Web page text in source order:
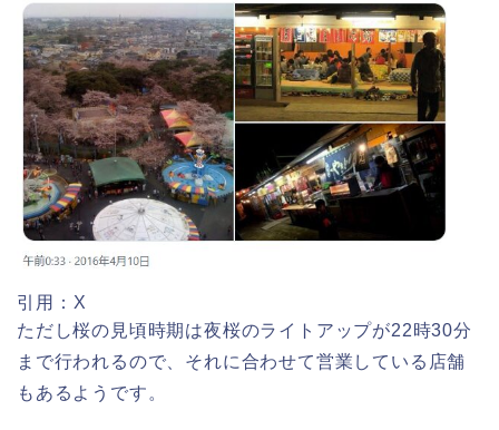
名古屋城桜まつり(春まつり)2026の屋
台・出店は?混雑情報も!
近畿大学卒業式2026のゲストの歴代ス
ピーチや予想有名人は誰?
トアップは?駐車場も調査!
千葉銀行ゴールデンウィーク2026の
ATMの営業日(休み)まとめ!
海遊館GW(ゴールデンウィーク)の混
雑(混み具合)状況はどうなる?
日岡山公園の桜(花見)2026の屋台・出
店はいつまで?ライトアップ情報も!
引用：X
ただし桜の見頃時期は夜桜のライトアップが22時30分
まで行われるので、それに合わせて営業している店舗
もあるようです。